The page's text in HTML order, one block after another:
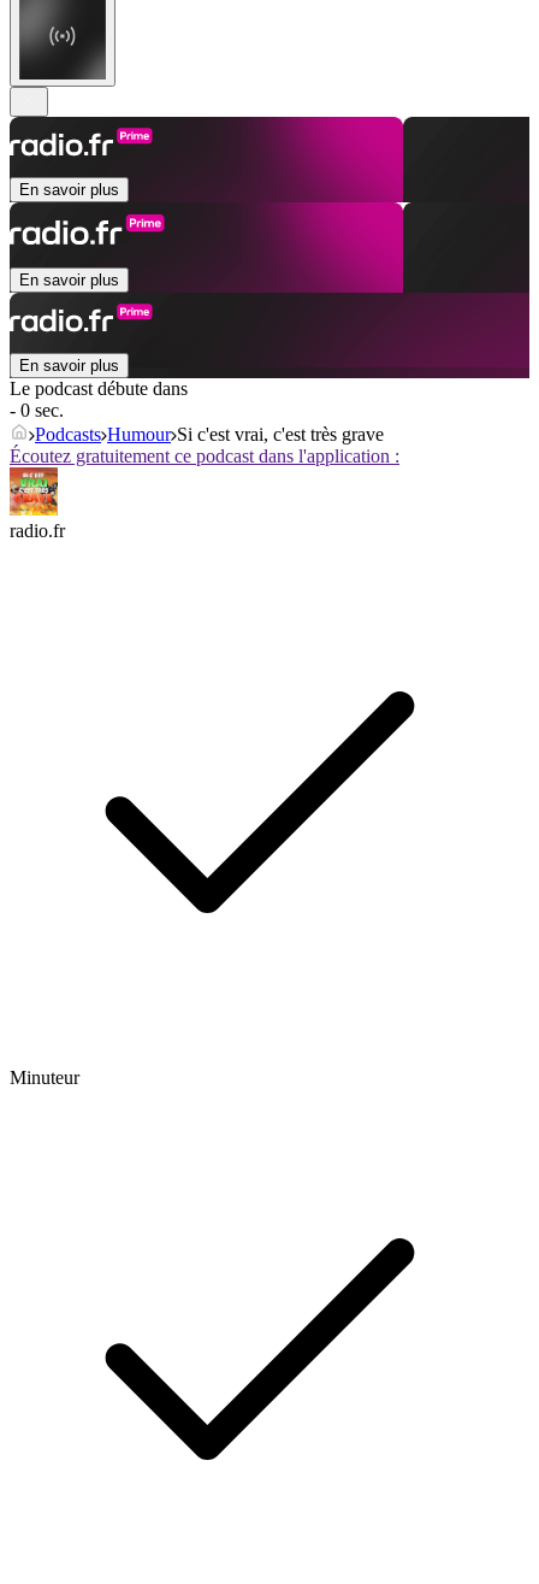
En savoir plus
En savoir plus
En savoir plus
Le podcast débute dans
- 0 sec.
Podcasts Humour Si c'est vrai, c'est très grave
Écoutez gratuitement ce podcast dans l'application :
radio.fr
Minuteur